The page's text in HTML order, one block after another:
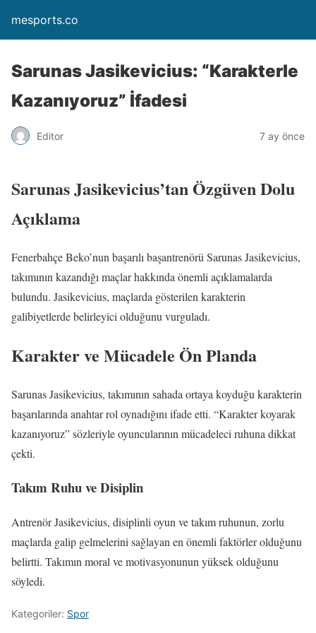
mesports.co
Sarunas Jasikevicius: “Karakterle
Kazanıyoruz” İfadesi
Editor 7 ay önce
Sarunas Jasikevicius’tan Özgüven Dolu
Açıklama
Fenerbahçe Beko’nun başarılı başantrenörü Sarunas Jasikevicius,
takımının kazandığı maçlar hakkında önemli açıklamalarda
bulundu. Jasikevicius, maçlarda gösterilen karakterin
galibiyetlerde belirleyici olduğunu vurguladı.
Karakter ve Mücadele Ön Planda
Sarunas Jasikevicius, takımının sahada ortaya koyduğu karakterin
başarılarında anahtar rol oynadığını ifade etti. “Karakter koyarak
kazanıyoruz” sözleriyle oyuncularının mücadeleci ruhuna dikkat
çekti.
Takım Ruhu ve Disiplin
Antrenör Jasikevicius, disiplinli oyun ve takım ruhunun, zorlu
maçlarda galip gelmelerini sağlayan en önemli faktörler olduğunu
belirtti. Takımın moral ve motivasyonunun yüksek olduğunu
söyledi.
Kategoriler: Spor